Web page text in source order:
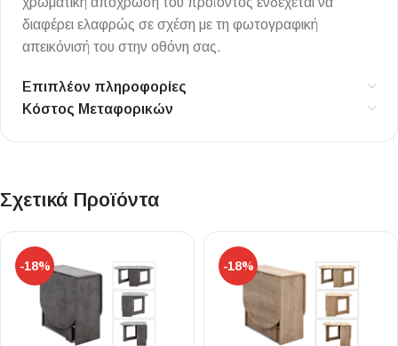
διαφέρει ελαφρώς σε σχέση με τη φωτογραφική
απεικόνισή του στην οθόνη σας.
Επιπλέον πληροφορίες
Κόστος Μεταφορικών
Σχετικά Προϊόντα
-18% -18%